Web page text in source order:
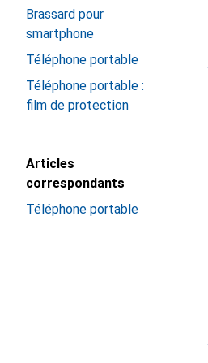
Brassard pour
smartphone
Téléphone portable
Téléphone portable :
film de protection
Articles
correspondants
Téléphone portable